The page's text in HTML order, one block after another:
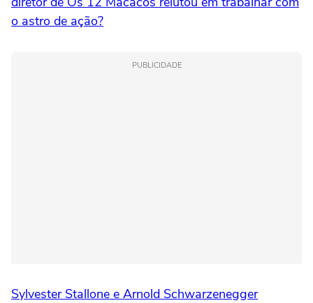
o astro de ação?
PUBLICIDADE
Sylvester Stallone e Arnold Schwarzenegger